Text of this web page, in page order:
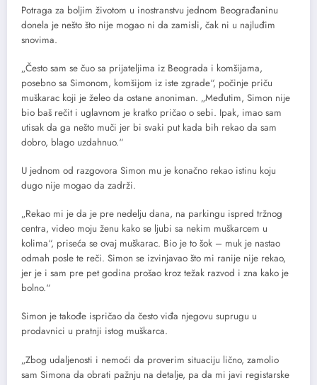
Potraga za boljim životom u inostranstvu jednom Beograđaninu
donela je nešto što nije mogao ni da zamisli, čak ni u najluđim
snovima.
„Često sam se čuo sa prijateljima iz Beograda i komšijama,
posebno sa Simonom, komšijom iz iste zgrade“, počinje priču
muškarac koji je želeo da ostane anoniman. „Međutim, Simon nije
bio baš rečit i uglavnom je kratko pričao o sebi. Ipak, imao sam
utisak da ga nešto muči jer bi svaki put kada bih rekao da sam
dobro, blago uzdahnuo.“
U jednom od razgovora Simon mu je konačno rekao istinu koju
dugo nije mogao da zadrži.
„Rekao mi je da je pre nedelju dana, na parkingu ispred tržnog
centra, video moju ženu kako se ljubi sa nekim muškarcem u
kolima“, priseća se ovaj muškarac. Bio je to šok – muk je nastao
odmah posle te reči. Simon se izvinjavao što mi ranije nije rekao,
jer je i sam pre pet godina prošao kroz težak razvod i zna kako je
bolno.“
Simon je takođe ispričao da često viđa njegovu suprugu u
prodavnici u pratnji istog muškarca.
„Zbog udaljenosti i nemoći da proverim situaciju lično, zamolio
sam Simona da obrati pažnju na detalje, pa da mi javi registarske